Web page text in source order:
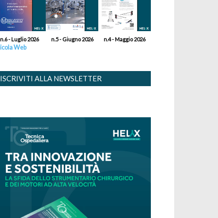
n.6 - Luglio 2026 n.5 - Giugno 2026 n.4 - Maggio 2026
Web
ISCRIVITI ALLA NEWSLETTER